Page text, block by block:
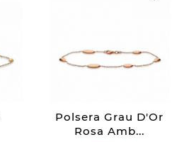
Polsera Grau D'Or
Rosa Amb...